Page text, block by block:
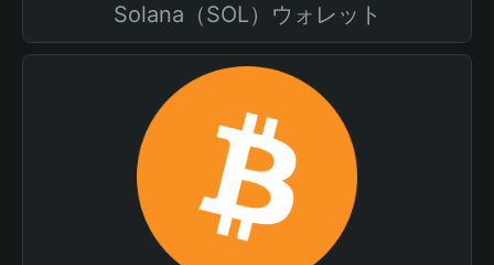
Solana（SOL）ウォレット